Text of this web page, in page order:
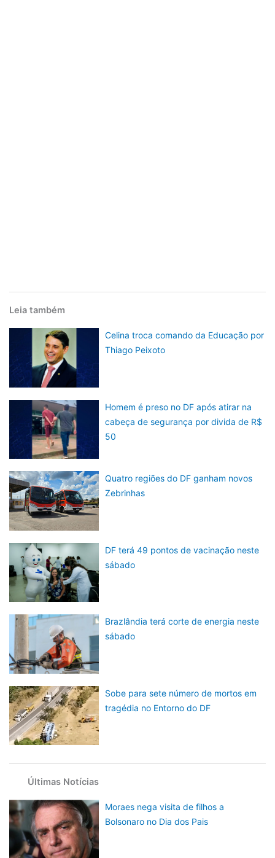
Leia também
Celina troca comando da Educação por
Thiago Peixoto
Homem é preso no DF após atirar na
cabeça de segurança por divida de R$
50
Quatro regiões do DF ganham novos
Zebrinhas
DF terá 49 pontos de vacinação neste
sábado
Brazlândia terá corte de energia neste
sábado
Sobe para sete número de mortos em
tragédia no Entorno do DF
Últimas Notícias
Moraes nega visita de filhos a
Bolsonaro no Dia dos Pais